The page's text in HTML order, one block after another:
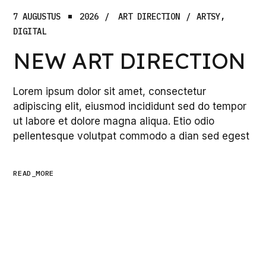
7 AUGUSTUS 2026 ART DIRECTION
ARTSY
DIGITAL
NEW ART DIRECTION
Lorem ipsum dolor sit amet, consectetur
adipiscing elit, eiusmod incididunt sed do tempor
ut labore et dolore magna aliqua. Etio odio
pellentesque volutpat commodo a dian sed egest
READ_MORE